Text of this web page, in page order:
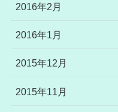
2016年2月
2016年1月
2015年12月
2015年11月